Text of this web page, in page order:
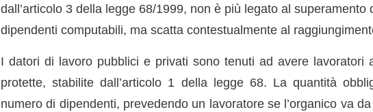
dall’articolo 3 della legge 68/1999, non è più legato al superamento
dipendenti computabili, ma scatta contestualmente al
I datori di lavoro pubblici e privati sono tenuti ad avere lavoratori
protette, stabilite dall’articolo 1 della legge 68. La quantità
numero di dipendenti, prevedendo un lavoratore se l’organico va